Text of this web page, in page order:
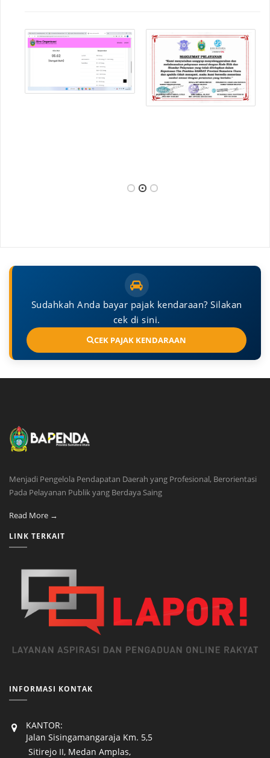
Sudahkah Anda bayar pajak kendaraan? Silakan
cek di sini.
CEK PAJAK KENDARAAN
Menjadi Pengelola Pendapatan Daerah yang Profesional, Berorientasi
Pada Pelayanan Publik yang Berdaya Saing
Read More →
LINK TERKAIT
INFORMASI KONTAK
KANTOR:
Jalan Sisingamangaraja Km. 5,5
Sitirejo II, Medan Amplas,